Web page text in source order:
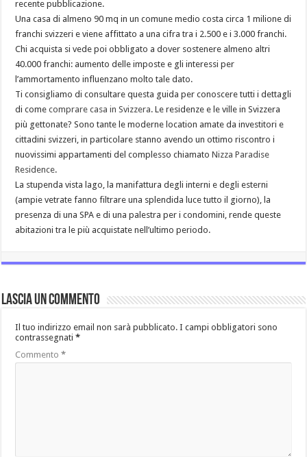
recente pubblicazione.
Una casa di almeno 90 mq in un comune medio costa circa 1 milione di
franchi svizzeri e viene affittato a una cifra tra i 2.500 e i 3.000 franchi.
Chi acquista si vede poi obbligato a dover sostenere almeno altri
40.000 franchi: aumento delle imposte e gli interessi per
l’ammortamento influenzano molto tale dato.
Ti consigliamo di consultare questa guida per conoscere tutti i dettagli
di comecomprare casa in Svizzera. Le residenze e le ville in Svizzera
più gettonate? Sono tante le moderne location amate da investitori e
cittadini svizzeri, in particolare stanno avendo un ottimo riscontro i
nuovissimi appartamenti del complesso chiamatoNizza Paradise
Residence.
La stupenda vista lago, la manifattura degli interni e degli esterni
(ampie vetrate fanno filtrare una splendida luce tutto il giorno), la
presenza di una SPA e di una palestra per i condomini, rende queste
abitazioni tra le più acquistate nell’ultimo periodo.
Lascia un commento
Il tuo indirizzo email non sarà pubblicato. I campi obbligatori sono
contrassegnati*
Commento*